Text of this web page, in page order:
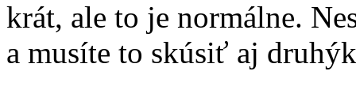
krát, ale to je normálne.
a musíte to skúsiť aj